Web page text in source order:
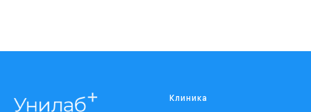
Клиника